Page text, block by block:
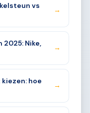
vs
→
Nike,
→
hoe
→